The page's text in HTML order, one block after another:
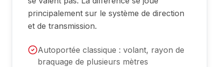
principalement sur le système de direction
et de transmission.
Autoportée classique : volant, rayon de
braquage de plusieurs mètres